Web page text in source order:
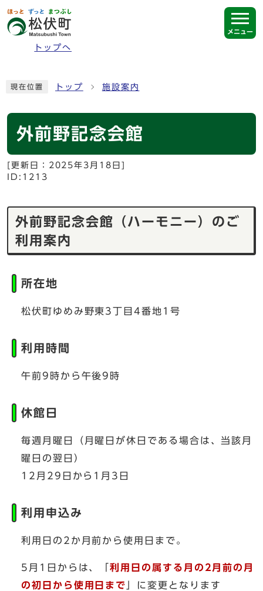
ページの先頭です
トップへ
メニュー
現在位置 トップ 施設案内
外前野記念会館
[更新日： 2025年3月18日
ID:1213
外前野記念会館（ハーモニー）のご
利用案内
所在地
松伏町ゆめみ野東3丁目4番地1号
利用時間
午前9時から午後9時
休館日
毎週月曜日（月曜日が休日である場合は、当該月
曜日の翌日）
12月29日から1月3日
利用申込み
利用日の2か月前から使用日まで。
5月1日からは、「利用日の属する月の2月前の月
の初日から使用日まで
」に変更となります